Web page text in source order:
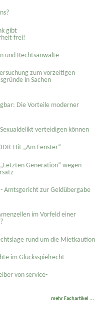
gibt
frei!
und Rechtsanwälte
zum vorzeitigen
in Sachen
Die Vorteile moderner
verteidigen können
Hit „Am Fenster“
Generation“ wegen
Amtsgericht zur Geldübergabe
im Vorfeld einer
rund um die Mietkaution
im Glücksspielrecht
von service-
mehr Fachartikel ...